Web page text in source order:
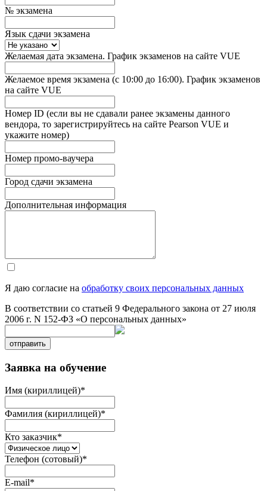
№ экзамена
Язык сдачи экзамена
Желаемая дата экзамена. График экзаменов на сайте VUE
Желаемое время экзамена (с 10:00 до 16:00). График экзаменов
на сайте VUE
Номер ID (если вы не сдавали ранее экзамены данного
вендора, то зарегистрируйтесь на сайте Pearson VUE и
укажите номер)
Номер промо-ваучера
Город сдачи экзамена
Дополнительная информация
Я даю согласие на обработку своих персональных данных
В соответствии со статьей 9 Федерального закона от 27 июля
2006 г. N 152-ФЗ «О персональных данных»
отправить
Заявка на обучение
Имя (кириллицей)*
Фамилия (кириллицей)*
Кто заказчик*
Телефон (сотовый)*
E-mail*